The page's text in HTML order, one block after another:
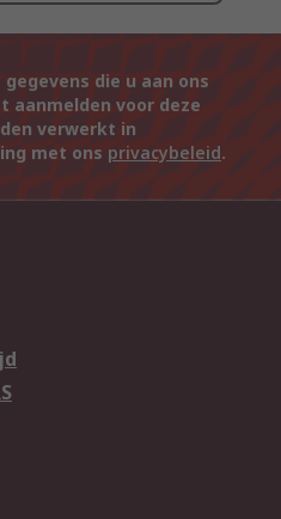
die u aan ons
aanmelden voor deze
verwerkt in
met ons privacybeleid.